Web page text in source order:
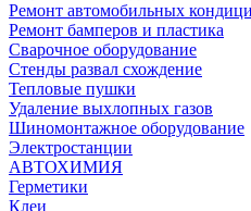
Ремонт автомобильных
Ремонт бамперов и пластика
Сварочное оборудование
Стенды развал схождение
Тепловые пушки
Удаление выхлопных газов
Шиномонтажное оборудование
Электростанции
АВТОХИМИЯ
Герметики
Клеи